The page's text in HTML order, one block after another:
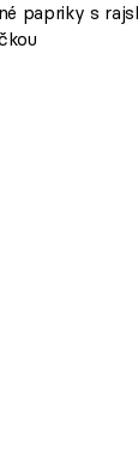
papriky s